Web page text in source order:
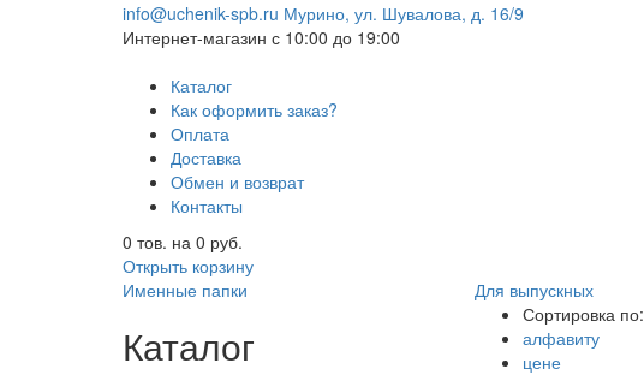
info@uchenik-spb.ru Мурино, ул. Шувалова, д. 16/9
Интернет-магазин с 10:00 до 19:00
Каталог
Как оформить заказ?
Оплата
Доставка
Обмен и возврат
Контакты
0 тов. на 0 руб.
Открыть корзину
Именные папки
Для выпускных
Каталог
Сортировка по:
алфавиту
цене